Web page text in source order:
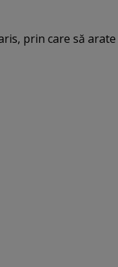
prin care să arate